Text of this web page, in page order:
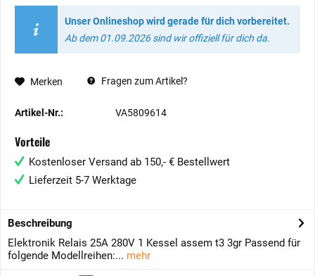
Unser Onlineshop wird gerade für dich vorbereitet.
Ab dem 01.09.2026 sind wir offiziell für dich da.
Merken Fragen zum Artikel?
Artikel-Nr.: VA5809614
Vorteile
Kostenloser Versand ab 150,- € Bestellwert
Lieferzeit 5-7 Werktage
Beschreibung
Elektronik Relais 25A 280V 1 Kessel assem t3 3gr Passend für
folgende Modellreihen:... mehr